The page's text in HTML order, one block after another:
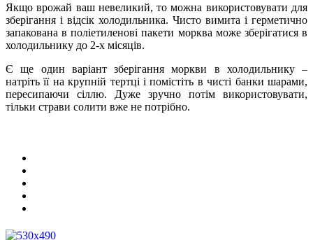
Якщо врожай ваш невеликий, то можна використовувати для
зберігання і відсік холодильника. Чисто вимита і герметично
запакована в поліетиленові пакети морква може зберігатися в
холодильнику до 2-х місяців.
Є ще один варіант зберігання моркви в холодильнику –
натріть її на крупній тертці і помістіть в чисті банки шарами,
пересипаючи сіллю. Дуже зручно потім використовувати,
тільки страви солити вже не потрібно.